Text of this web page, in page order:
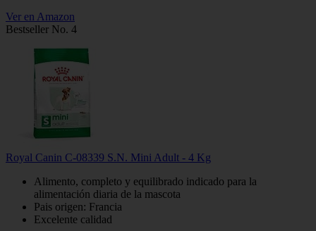
Ver en Amazon
Bestseller No. 4
Royal Canin C-08339 S.N. Mini Adult - 4 Kg
Alimento, completo y equilibrado indicado para la
alimentación diaria de la mascota
Pais origen: Francia
Excelente calidad